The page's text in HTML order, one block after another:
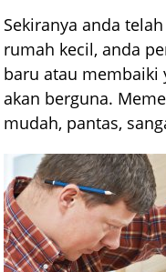
Sekiranya anda
rumah kecil, anda
baru atau membaiki
akan berguna.
mudah, pantas,